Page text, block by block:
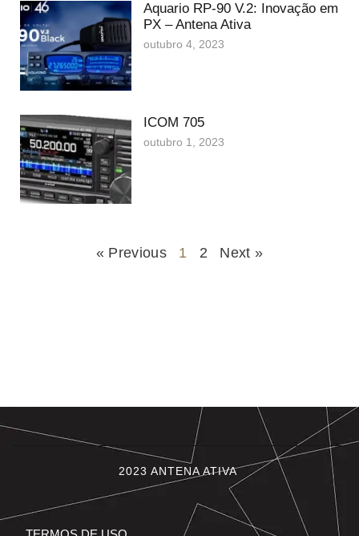
Aquario RP-90 V.2: Inovação em
PX – Antena Ativa
outubro 4, 2023
ICOM 705
outubro 1, 2023
« Previous 1 2 Next »
2023 ANTENA ATIVA